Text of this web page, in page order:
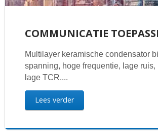
COMMUNICATIE
Multilayer keramische condensator
spanning, hoge frequentie, lage ruis,
lage TCR....
Lees verder